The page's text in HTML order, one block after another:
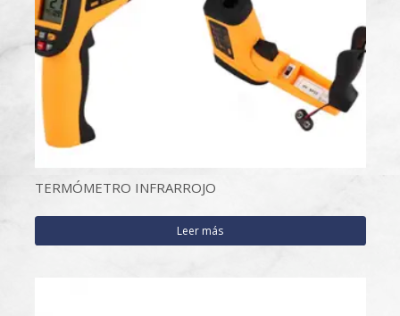
TERMÓMETRO INFRARROJO
Leer más